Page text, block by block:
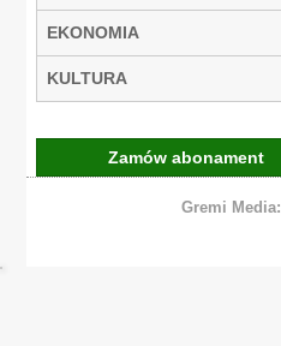
EKONOMIA
KULTURA
Zamów abonament
Gremi Media: